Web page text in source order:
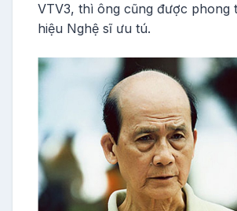
VTV3, thì ông cũng được phong
hiệu Nghệ sĩ ưu tú.